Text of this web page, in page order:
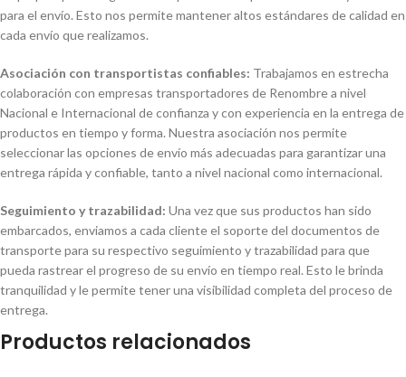
para el envío. Esto nos permite mantener altos estándares de calidad en
cada envío que realizamos.
Asociación con transportistas confiables: Trabajamos en estrecha
colaboración con empresas transportadores de Renombre a nivel
Nacional e Internacional de confianza y con experiencia en la entrega de
productos en tiempo y forma. Nuestra asociación nos permite
seleccionar las opciones de envío más adecuadas para garantizar una
entrega rápida y confiable, tanto a nivel nacional como internacional.
Seguimiento y trazabilidad: Una vez que sus productos han sido
embarcados, enviamos a cada cliente el soporte del documentos de
transporte para su respectivo seguimiento y trazabilidad para que
pueda rastrear el progreso de su envío en tiempo real. Esto le brinda
tranquilidad y le permite tener una visibilidad completa del proceso de
entrega.
Productos relacionados